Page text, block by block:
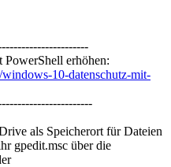
erhöhen:
10-datenschutz-mit-
als Speicherort für Dateien
gpedit.msc über die